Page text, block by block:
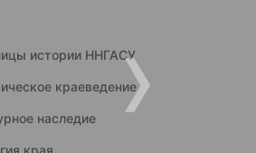
истории ННГАСУ
краеведение
наследие
края